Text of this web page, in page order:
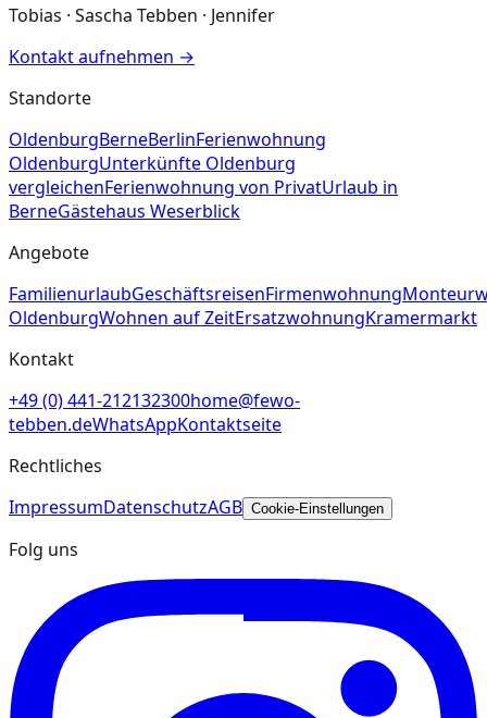
Tobias · Sascha Tebben · Jennifer
Kontakt aufnehmen →
Standorte
OldenburgBerneBerlinFerienwohnung
OldenburgUnterkünfte Oldenburg
vergleichenFerienwohnung von PrivatUrlaub in
BerneGästehaus Weserblick
Angebote
FamilienurlaubGeschäftsreisenFirmenwohnung
OldenburgWohnen auf ZeitErsatzwohnungKramermarkt
Kontakt
+49 (0) 441-212132300home@fewo-
tebben.deWhatsAppKontaktseite
Rechtliches
ImpressumDatenschutzAGB Cookie-Einstellungen
Folg uns